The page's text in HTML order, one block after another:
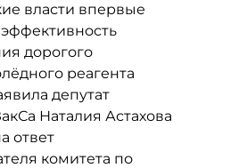
власти впервые
дорогого
реагента
депутат
Наталия Астахова
ответ
комитета по